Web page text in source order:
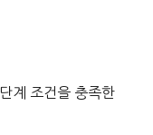
계 조건을 충족한